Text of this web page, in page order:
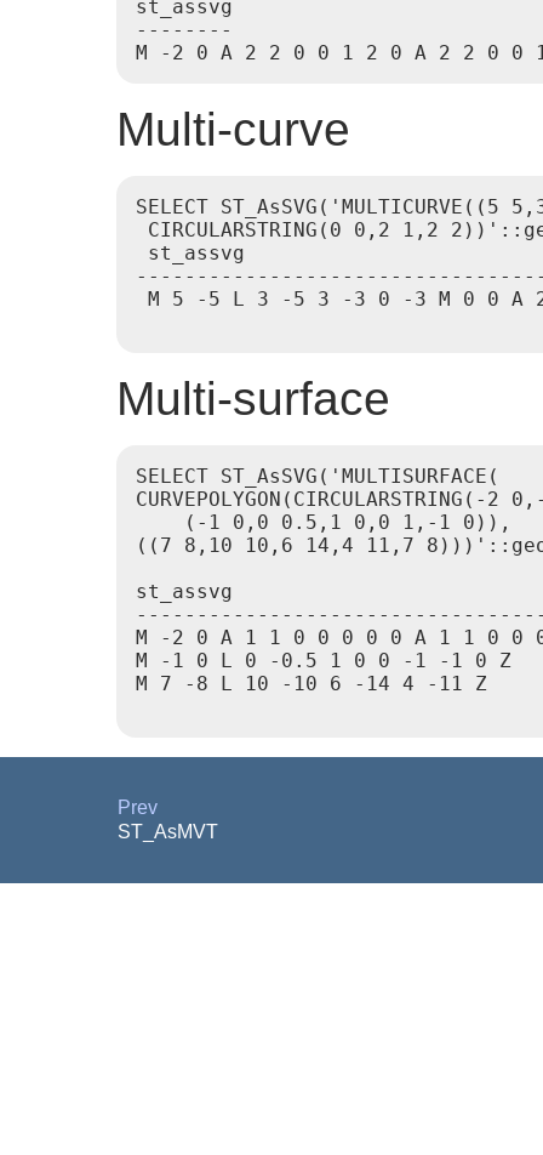
st_assvg
--------
M -2 0 A 2 2 0 0 1 2 0 A 2 2 0 0
Multi-curve
SELECT
CIRCULARSTRING(0 0,2 1,2
st_assvg
M 5 -5 L 3 -5 3 -3 0 -3 M 0 0 A
Multi-surface
SELECT ST_AsSVG('MULTISURFACE(
    (-1 0,0 0.5,1 0,0 1,-1 0)),
((7 8,10 10,6 14,4 11,7
st_assvg
M -2 0 A 1 1 0 0 0 0 0 A 1 1 0 0
M -1 0 L 0 -0.5 1 0 0 -1 -1 0 Z
M 7 -8 L 10 -10 6 -14 4 -11 Z
Prev
ST_AsMVT